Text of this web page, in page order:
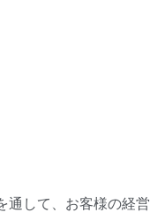
通して、お客様の経営